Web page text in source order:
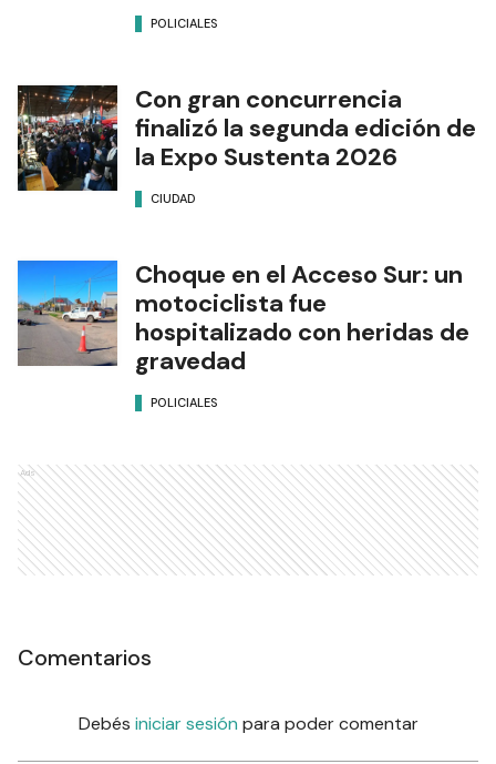
POLICIALES
Con gran concurrencia
finalizó la segunda edición de
la Expo Sustenta 2026
CIUDAD
Choque en el Acceso Sur: un
motociclista fue
hospitalizado con heridas de
gravedad
POLICIALES
Ads
Comentarios
Debés iniciar sesión para poder comentar